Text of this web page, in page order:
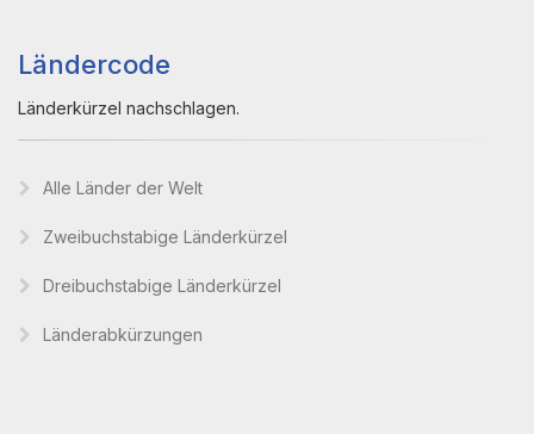
Ländercode
Länderkürzel nachschlagen.
Alle Länder der Welt
Zweibuchstabige Länderkürzel
Dreibuchstabige Länderkürzel
Länderabkürzungen